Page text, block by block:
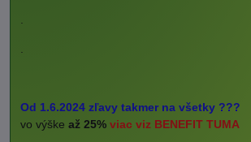
.
.
Od 1.6.2024 zľavy takmer na všetky ???
vo výške až 25% viac viz BENEFIT TUMA